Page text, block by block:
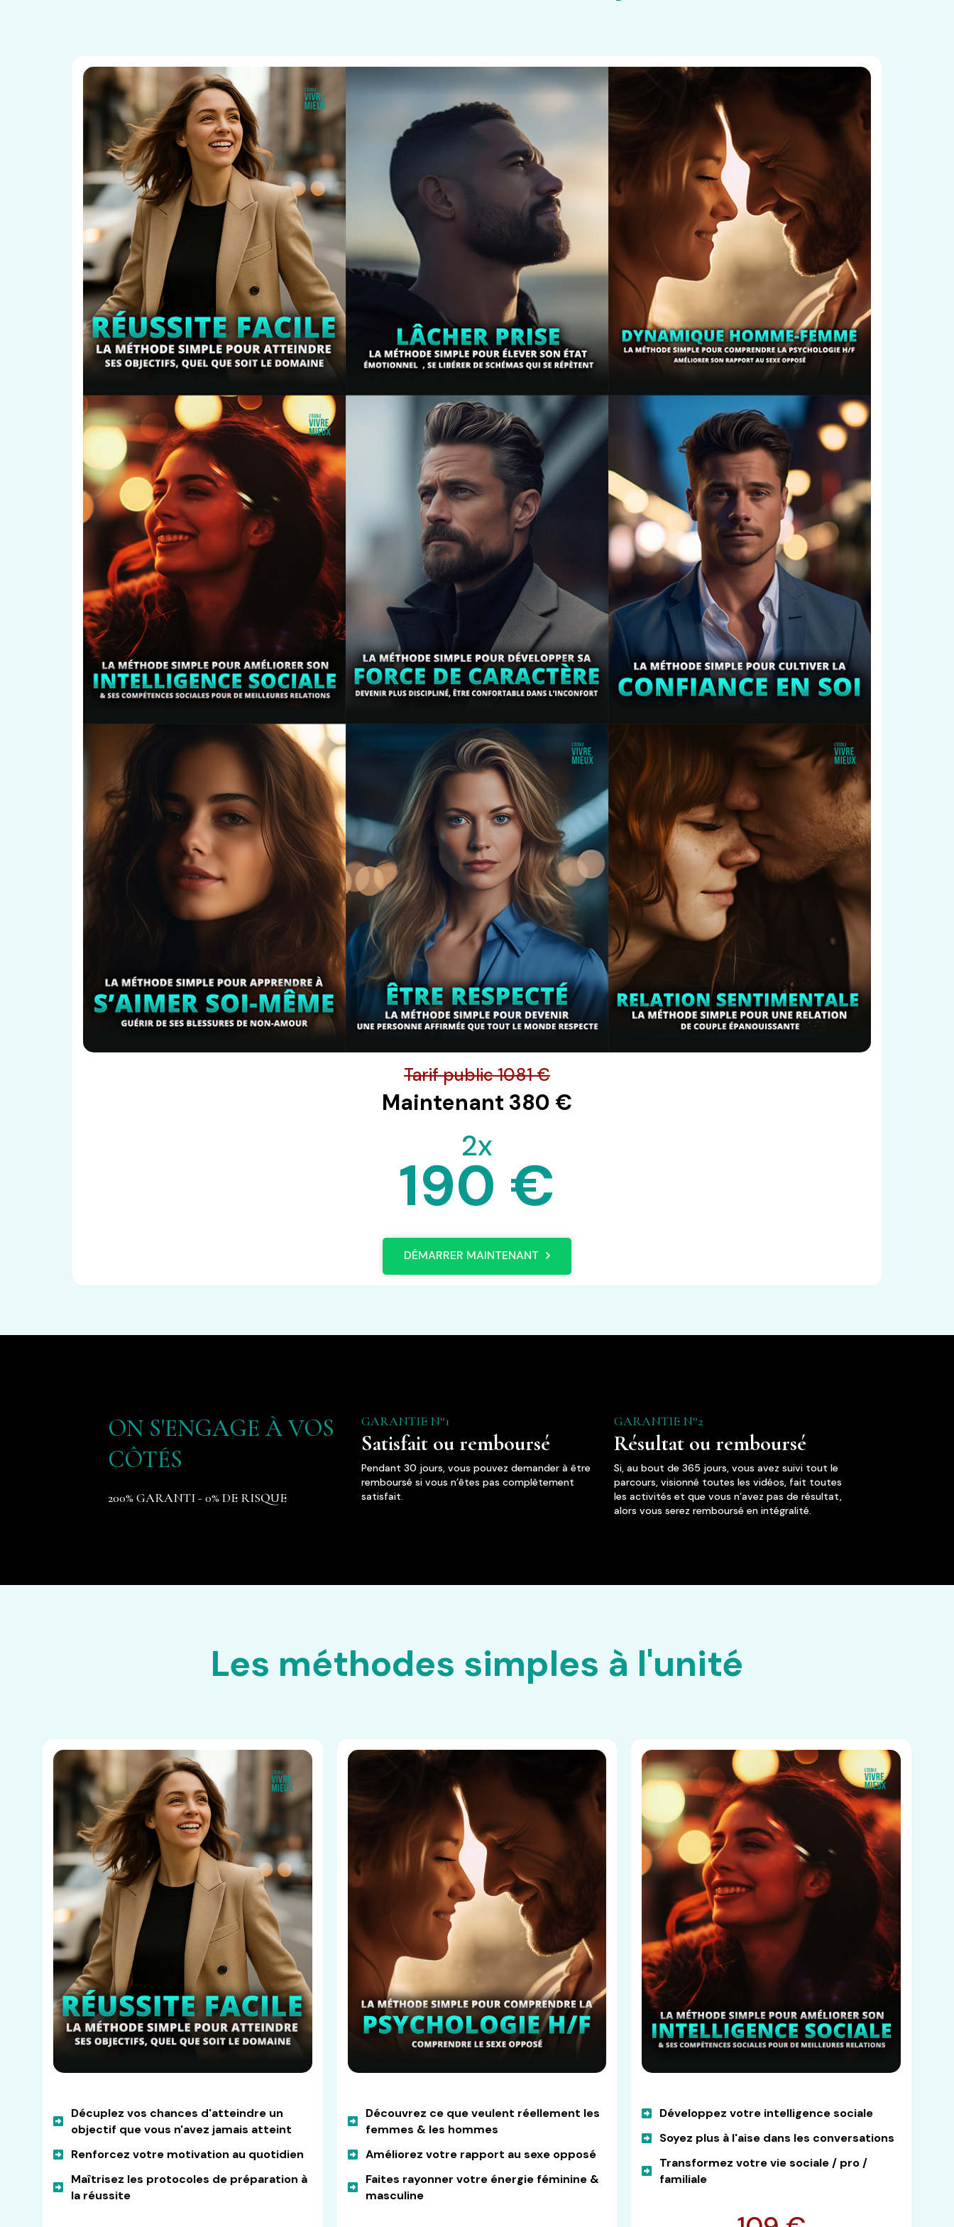
Tarif public 1081 €
Maintenant 380 €
2x
190 €
DÉMARRER MAINTENANT
ON S'ENGAGE À VOS
CÔTÉS
200% GARANTI - 0% DE RISQUE
GARANTIE N°1
Satisfait ou remboursé
Pendant 30 jours, vous pouvez demander à être
remboursé si vous n’êtes pas complètement
satisfait.
GARANTIE N°2
Résultat ou remboursé
Si, au bout de 365 jours, vous avez suivi tout le
parcours, visionné toutes les vidéos, fait toutes
les activités et que vous n’avez pas de résultat,
alors vous serez remboursé en intégralité.
Les méthodes simples à l'unité
Décuplez vos chances d'atteindre un
objectif que vous n'avez jamais atteint
Renforcez votre motivation au quotidien
Maîtrisez les protocoles de préparation à
la réussite
Découvrez ce que veulent réellement les
femmes & les hommes
Améliorez votre rapport au sexe opposé
Faites rayonner votre énergie féminine &
masculine
Développez votre intelligence sociale
Soyez plus à l'aise dans les conversations
Transformez votre vie sociale / pro /
familiale